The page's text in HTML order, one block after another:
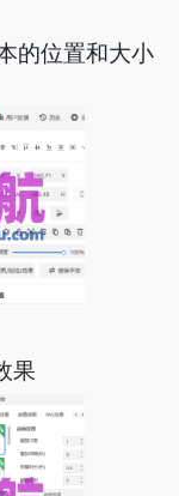
的位置和大小
果